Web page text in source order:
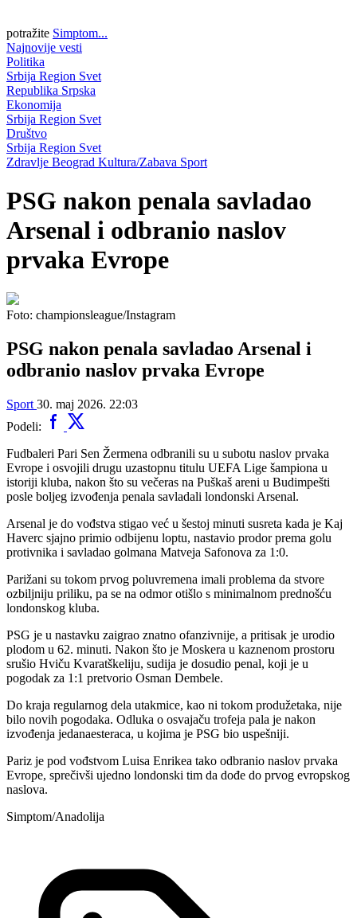
potražite Simptom...
Najnovije vesti
Politika
Srbija Region Svet
Republika Srpska
Ekonomija
Srbija Region Svet
Društvo
Srbija Region Svet
Zdravlje Beograd Kultura/Zabava Sport
PSG nakon penala savladao
Arsenal i odbranio naslov
prvaka Evrope
Foto: championsleague/Instagram
PSG nakon penala savladao Arsenal i
odbranio naslov prvaka Evrope
Sport 30. maj 2026. 22:03
Podeli:
Fudbaleri Pari Sen Žermena odbranili su u subotu naslov prvaka
Evrope i osvojili drugu uzastopnu titulu UEFA Lige šampiona u
istoriji kluba, nakon što su večeras na Puškaš areni u Budimpešti
posle boljeg izvođenja penala savladali londonski Arsenal.
Arsenal je do vođstva stigao već u šestoj minuti susreta kada je Kaj
Haverc sjajno primio odbijenu loptu, nastavio prodor prema golu
protivnika i savladao golmana Matveja Safonova za 1:0.
Parižani su tokom prvog poluvremena imali problema da stvore
ozbiljniju priliku, pa se na odmor otišlo s minimalnom prednošću
londonskog kluba.
PSG je u nastavku zaigrao znatno ofanzivnije, a pritisak je urodio
plodom u 62. minuti. Nakon što je Moskera u kaznenom prostoru
srušio Hviču Kvaratškeliju, sudija je dosudio penal, koji je u
pogodak za 1:1 pretvorio Osman Dembele.
Do kraja regularnog dela utakmice, kao ni tokom produžetaka, nije
bilo novih pogodaka. Odluka o osvajaču trofeja pala je nakon
izvođenja jedanaesteraca, u kojima je PSG bio uspešniji.
Pariz je pod vođstvom Luisa Enrikea tako odbranio naslov prvaka
Evrope, sprečivši ujedno londonski tim da dođe do prvog evropskog
naslova.
Simptom/Anadolija